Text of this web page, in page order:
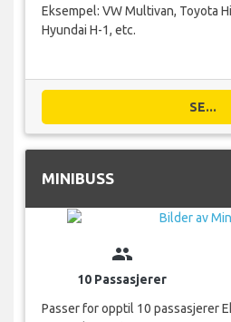
Eksempel: VW Multivan, Toyota
Hyundai H-1, etc.
SE...
MINIBUSS
group
10 Passasjerer
Passer for opptil 10 passasjerer